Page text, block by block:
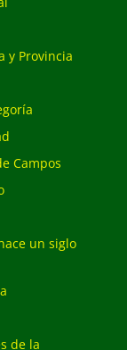
y Provincia
Campos
un siglo
de la